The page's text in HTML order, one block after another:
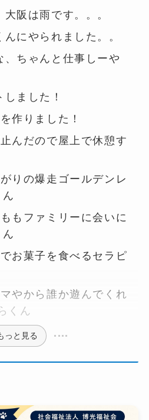
阪は雨です。。。
にやられました。。
ちゃんと仕事しーや
ました！
作りました！
んだので屋上で休憩す
りの爆走ゴールデンレ
ん
もファミリーに会いに
お菓子を食べるセラピ
やから誰か遊んでくれ
くん
っと見る